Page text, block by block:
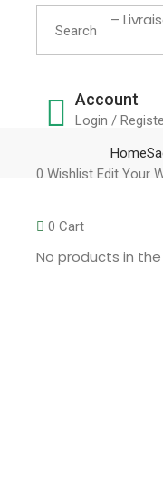
–
Search
for:
Account
Login /
0 Wishlist Edit Your
0 Cart
No products in
Home